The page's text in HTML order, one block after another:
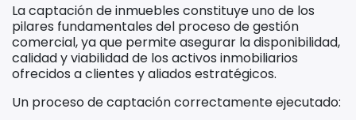
La captación de inmuebles constituye uno de los
pilares fundamentales del proceso de gestión
comercial, ya que permite asegurar la disponibilidad,
calidad y viabilidad de los activos inmobiliarios
ofrecidos a clientes y aliados estratégicos.
Un proceso de captación correctamente ejecutado: